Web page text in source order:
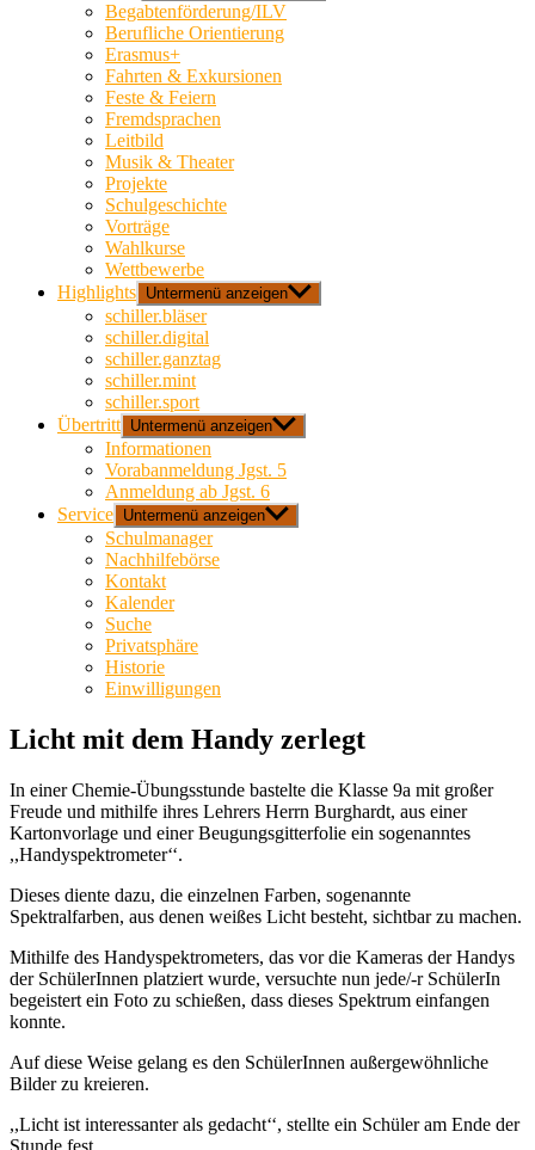
Begabtenförderung/ILV
Berufliche Orientierung
Erasmus+
Fahrten & Exkursionen
Feste & Feiern
Fremdsprachen
Leitbild
Musik & Theater
Projekte
Schulgeschichte
Vorträge
Wahlkurse
Wettbewerbe
Highlights Untermenü anzeigen
schiller.bläser
schiller.digital
schiller.ganztag
schiller.mint
schiller.sport
Übertritt Untermenü anzeigen
Informationen
Vorabanmeldung Jgst. 5
Anmeldung ab Jgst. 6
Service Untermenü anzeigen
Schulmanager
Nachhilfebörse
Kontakt
Kalender
Suche
Privatsphäre
Historie
Einwilligungen
Licht mit dem Handy zerlegt
In einer Chemie-Übungsstunde bastelte die Klasse 9a mit großer
Freude und mithilfe ihres Lehrers Herrn Burghardt, aus einer
Kartonvorlage und einer Beugungsgitterfolie ein sogenanntes
,,Handyspektrometer‘‘.
Dieses diente dazu, die einzelnen Farben, sogenannte
Spektralfarben, aus denen weißes Licht besteht, sichtbar zu machen.
Mithilfe des Handyspektrometers, das vor die Kameras der Handys
der SchülerInnen platziert wurde, versuchte nun jede/-r SchülerIn
begeistert ein Foto zu schießen, dass dieses Spektrum einfangen
konnte.
Auf diese Weise gelang es den SchülerInnen außergewöhnliche
Bilder zu kreieren.
,,Licht ist interessanter als gedacht‘‘, stellte ein Schüler am Ende der
Stunde fest.